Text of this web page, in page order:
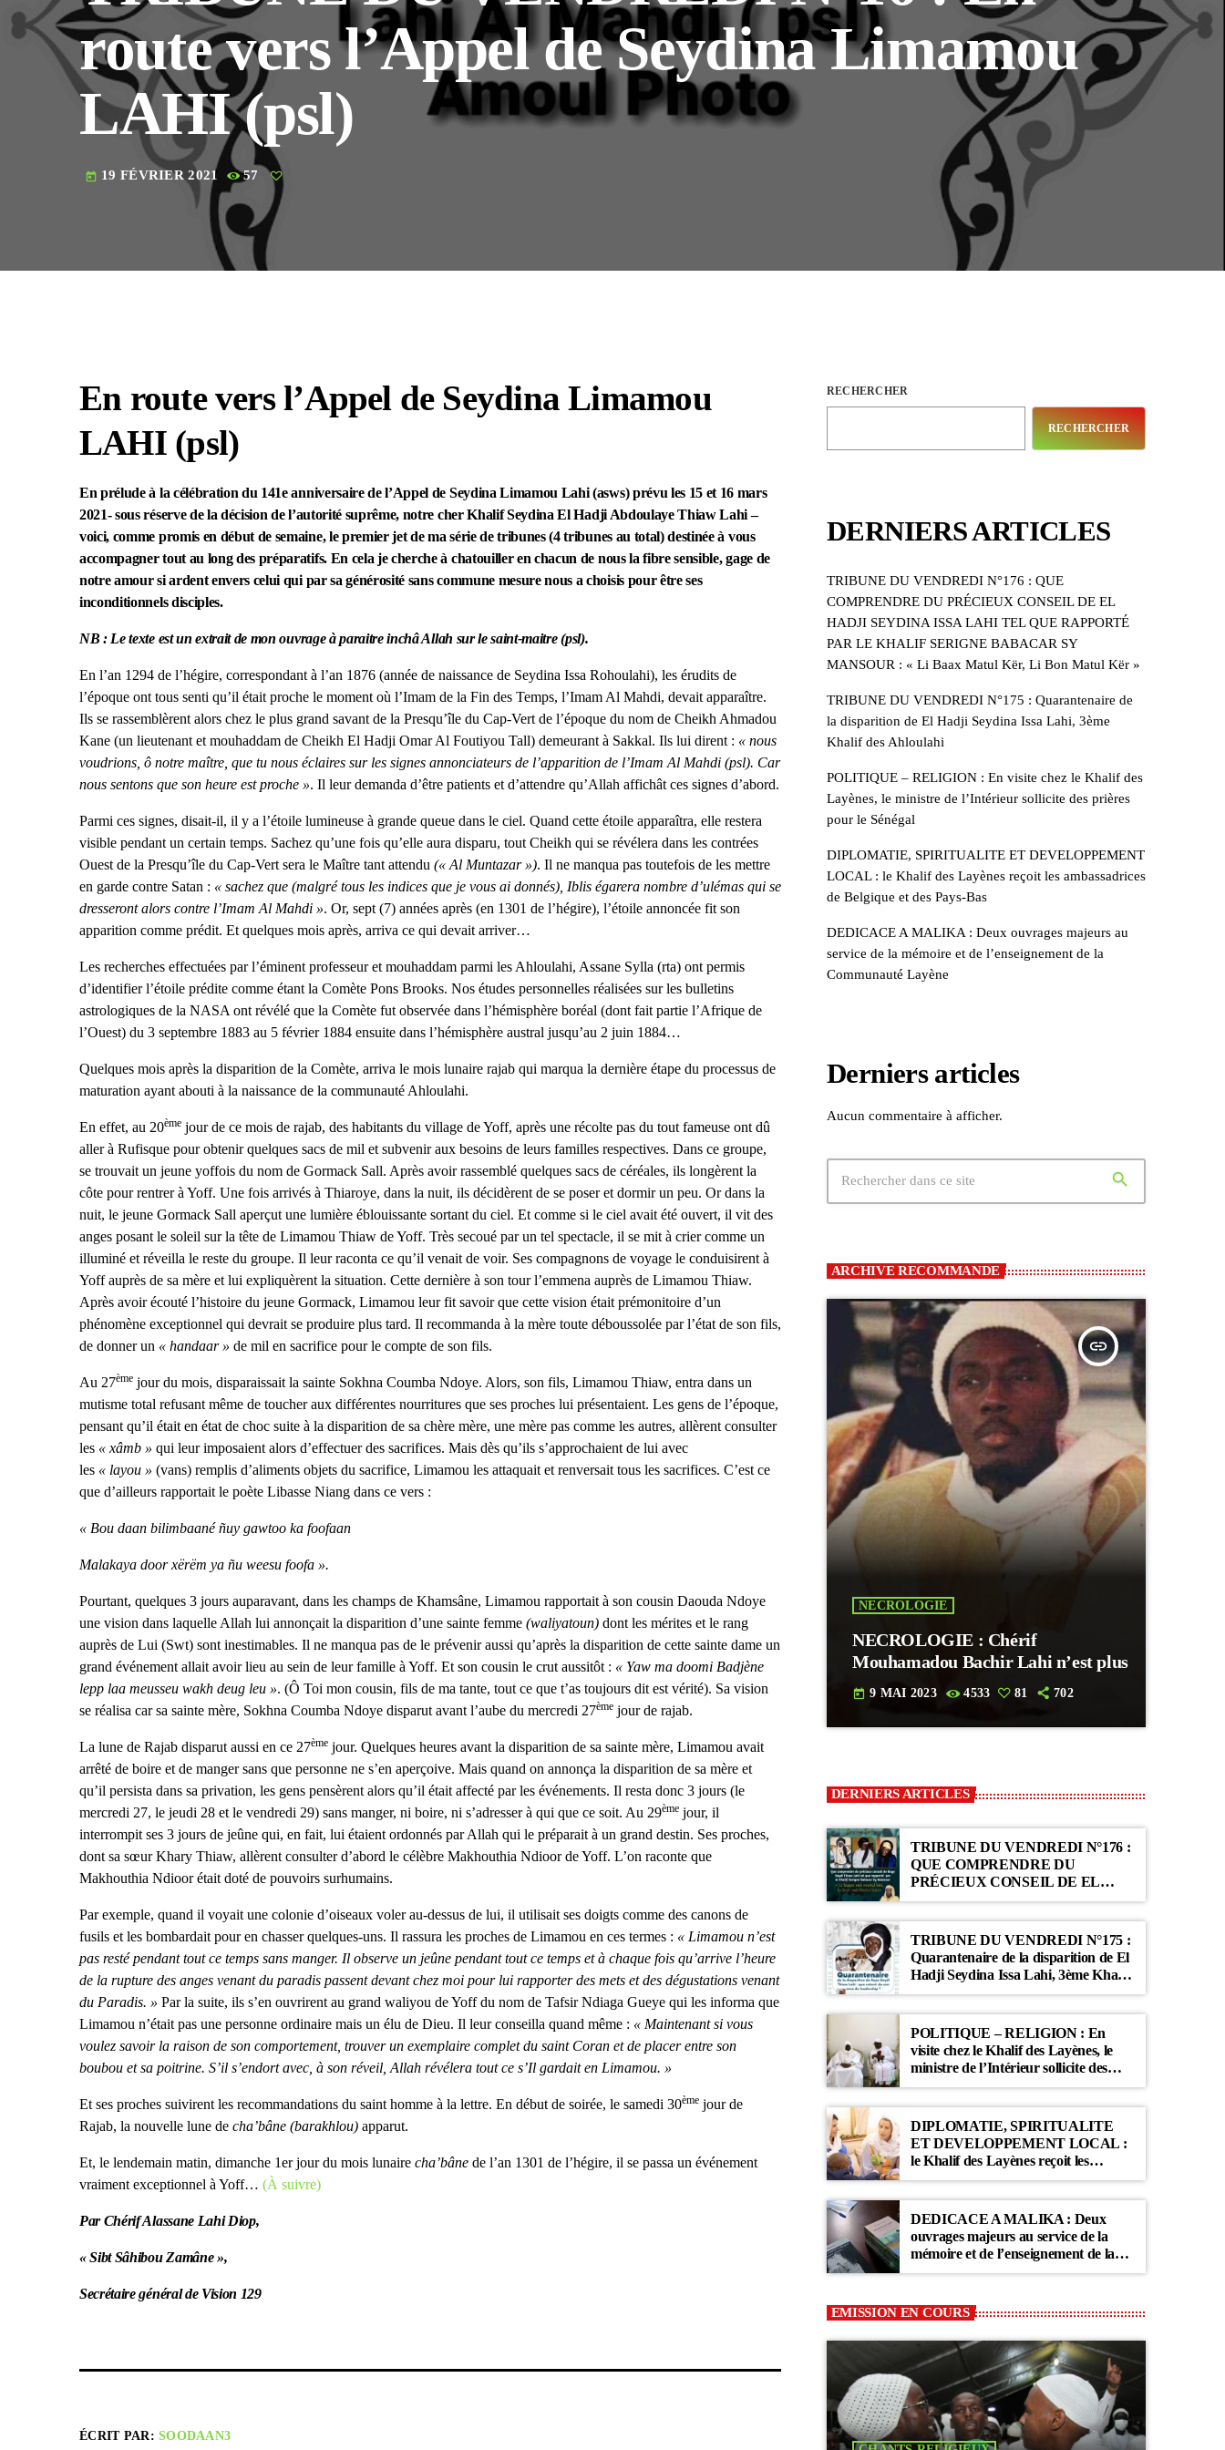
route vers l’Appel de Seydina Limamou
LAHI (psl)
today 19 FÉVRIER 2021 57
En route vers l’Appel de Seydina Limamou
LAHI (psl)
En prélude à la célébration du 141e anniversaire de l’Appel de Seydina Limamou Lahi (asws) prévu les 15 et 16 mars
2021- sous réserve de la décision de l’autorité suprême, notre cher Khalif Seydina El Hadji Abdoulaye Thiaw Lahi –
voici, comme promis en début de semaine, le premier jet de ma série de tribunes (4 tribunes au total) destinée à vous
accompagner tout au long des préparatifs. En cela je cherche à chatouiller en chacun de nous la fibre sensible, gage de
notre amour si ardent envers celui qui par sa générosité sans commune mesure nous a choisis pour être ses
inconditionnels disciples.
NB : Le texte est un extrait de mon ouvrage à paraitre inchâ Allah sur le saint-maitre (psl).
En l’an 1294 de l’hégire, correspondant à l’an 1876 (année de naissance de Seydina Issa Rohoulahi), les érudits de
l’époque ont tous senti qu’il était proche le moment où l’Imam de la Fin des Temps, l’Imam Al Mahdi, devait apparaître.
Ils se rassemblèrent alors chez le plus grand savant de la Presqu’île du Cap-Vert de l’époque du nom de Cheikh Ahmadou
Kane (un lieutenant et mouhaddam de Cheikh El Hadji Omar Al Foutiyou Tall) demeurant à Sakkal. Ils lui dirent : « nous
voudrions, ô notre maître, que tu nous éclaires sur les signes annonciateurs de l’apparition de l’Imam Al Mahdi (psl). Car
nous sentons que son heure est proche ». Il leur demanda d’être patients et d’attendre qu’Allah affichât ces signes d’abord.
Parmi ces signes, disait-il, il y a l’étoile lumineuse à grande queue dans le ciel. Quand cette étoile apparaîtra, elle restera
visible pendant un certain temps. Sachez qu’une fois qu’elle aura disparu, tout Cheikh qui se révélera dans les contrées
Ouest de la Presqu’île du Cap-Vert sera le Maître tant attendu (« Al Muntazar »). Il ne manqua pas toutefois de les mettre
en garde contre Satan : « sachez que (malgré tous les indices que je vous ai donnés), Iblis égarera nombre d’ulémas qui se
dresseront alors contre l’Imam Al Mahdi ». Or, sept (7) années après (en 1301 de l’hégire), l’étoile annoncée fit son
apparition comme prédit. Et quelques mois après, arriva ce qui devait arriver…
Les recherches effectuées par l’éminent professeur et mouhaddam parmi les Ahloulahi, Assane Sylla (rta) ont permis
d’identifier l’étoile prédite comme étant la Comète Pons Brooks. Nos études personnelles réalisées sur les bulletins
astrologiques de la NASA ont révélé que la Comète fut observée dans l’hémisphère boréal (dont fait partie l’Afrique de
l’Ouest) du 3 septembre 1883 au 5 février 1884 ensuite dans l’hémisphère austral jusqu’au 2 juin 1884…
Quelques mois après la disparition de la Comète, arriva le mois lunaire rajab qui marqua la dernière étape du processus de
maturation ayant abouti à la naissance de la communauté Ahloulahi.
En effet, au 20ème jour de ce mois de rajab, des habitants du village de Yoff, après une récolte pas du tout fameuse ont dû
aller à Rufisque pour obtenir quelques sacs de mil et subvenir aux besoins de leurs familles respectives. Dans ce groupe,
se trouvait un jeune yoffois du nom de Gormack Sall. Après avoir rassemblé quelques sacs de céréales, ils longèrent la
côte pour rentrer à Yoff. Une fois arrivés à Thiaroye, dans la nuit, ils décidèrent de se poser et dormir un peu. Or dans la
nuit, le jeune Gormack Sall aperçut une lumière éblouissante sortant du ciel. Et comme si le ciel avait été ouvert, il vit des
anges posant le soleil sur la tête de Limamou Thiaw de Yoff. Très secoué par un tel spectacle, il se mit à crier comme un
illuminé et réveilla le reste du groupe. Il leur raconta ce qu’il venait de voir. Ses compagnons de voyage le conduisirent à
Yoff auprès de sa mère et lui expliquèrent la situation. Cette dernière à son tour l’emmena auprès de Limamou Thiaw.
Après avoir écouté l’histoire du jeune Gormack, Limamou leur fit savoir que cette vision était prémonitoire d’un
phénomène exceptionnel qui devrait se produire plus tard. Il recommanda à la mère toute déboussolée par l’état de son fils,
de donner un « handaar » de mil en sacrifice pour le compte de son fils.
Au 27ème jour du mois, disparaissait la sainte Sokhna Coumba Ndoye. Alors, son fils, Limamou Thiaw, entra dans un
mutisme total refusant même de toucher aux différentes nourritures que ses proches lui présentaient. Les gens de l’époque,
pensant qu’il était en état de choc suite à la disparition de sa chère mère, une mère pas comme les autres, allèrent consulter
les « xâmb » qui leur imposaient alors d’effectuer des sacrifices. Mais dès qu’ils s’approchaient de lui avec
les « layou » (vans) remplis d’aliments objets du sacrifice, Limamou les attaquait et renversait tous les sacrifices. C’est ce
que d’ailleurs rapportait le poète Libasse Niang dans ce vers :
« Bou daan bilimbaané ñuy gawtoo ka foofaan
Malakaya door xërëm ya ñu weesu foofa ».
Pourtant, quelques 3 jours auparavant, dans les champs de Khamsâne, Limamou rapportait à son cousin Daouda Ndoye
une vision dans laquelle Allah lui annonçait la disparition d’une sainte femme (waliyatoun) dont les mérites et le rang
auprès de Lui (Swt) sont inestimables. Il ne manqua pas de le prévenir aussi qu’après la disparition de cette sainte dame un
grand événement allait avoir lieu au sein de leur famille à Yoff. Et son cousin le crut aussitôt : « Yaw ma doomi Badjène
lepp laa meusseu wakh deug leu ». (Ô Toi mon cousin, fils de ma tante, tout ce que t’as toujours dit est vérité). Sa vision
se réalisa car sa sainte mère, Sokhna Coumba Ndoye disparut avant l’aube du mercredi 27ème jour de rajab.
La lune de Rajab disparut aussi en ce 27ème jour. Quelques heures avant la disparition de sa sainte mère, Limamou avait
arrêté de boire et de manger sans que personne ne s’en aperçoive. Mais quand on annonça la disparition de sa mère et
qu’il persista dans sa privation, les gens pensèrent alors qu’il était affecté par les événements. Il resta donc 3 jours (le
mercredi 27, le jeudi 28 et le vendredi 29) sans manger, ni boire, ni s’adresser à qui que ce soit. Au 29ème jour, il
interrompit ses 3 jours de jeûne qui, en fait, lui étaient ordonnés par Allah qui le préparait à un grand destin. Ses proches,
dont sa sœur Khary Thiaw, allèrent consulter d’abord le célèbre Makhouthia Ndioor de Yoff. L’on raconte que
Makhouthia Ndioor était doté de pouvoirs surhumains.
Par exemple, quand il voyait une colonie d’oiseaux voler au-dessus de lui, il utilisait ses doigts comme des canons de
fusils et les bombardait pour en chasser quelques-uns. Il rassura les proches de Limamou en ces termes : « Limamou n’est
pas resté pendant tout ce temps sans manger. Il observe un jeûne pendant tout ce temps et à chaque fois qu’arrive l’heure
de la rupture des anges venant du paradis passent devant chez moi pour lui rapporter des mets et des dégustations venant
du Paradis. » Par la suite, ils s’en ouvrirent au grand waliyou de Yoff du nom de Tafsir Ndiaga Gueye qui les informa que
Limamou n’était pas une personne ordinaire mais un élu de Dieu. Il leur conseilla quand même : « Maintenant si vous
voulez savoir la raison de son comportement, trouver un exemplaire complet du saint Coran et de placer entre son
boubou et sa poitrine. S’il s’endort avec, à son réveil, Allah révélera tout ce s’Il gardait en Limamou. »
Et ses proches suivirent les recommandations du saint homme à la lettre. En début de soirée, le samedi 30ème jour de
Rajab, la nouvelle lune de cha’bâne (barakhlou) apparut.
Et, le lendemain matin, dimanche 1er jour du mois lunaire cha’bâne de l’an 1301 de l’hégire, il se passa un événement
vraiment exceptionnel à Yoff… (À suivre)
Par Chérif Alassane Lahi Diop,
« Sibt Sâhibou Zamâne »,
Secrétaire général de Vision 129
ÉCRIT PAR:SOODAAN3
RECHERCHER
RECHERCHER
DERNIERS ARTICLES
TRIBUNE DU VENDREDI N°176 : QUE
COMPRENDRE DU PRÉCIEUX CONSEIL DE EL
HADJI SEYDINA ISSA LAHI TEL QUE RAPPORTÉ
PAR LE KHALIF SERIGNE BABACAR SY
MANSOUR : « Li Baax Matul Kër, Li Bon Matul Kër »
TRIBUNE DU VENDREDI N°175 : Quarantenaire de
la disparition de El Hadji Seydina Issa Lahi, 3ème
Khalif des Ahloulahi
POLITIQUE – RELIGION : En visite chez le Khalif des
Layènes, le ministre de l’Intérieur sollicite des prières
pour le Sénégal
DIPLOMATIE, SPIRITUALITE ET DEVELOPPEMENT
LOCAL : le Khalif des Layènes reçoit les ambassadrices
de Belgique et des Pays-Bas
DEDICACE A MALIKA : Deux ouvrages majeurs au
service de la mémoire et de l’enseignement de la
Communauté Layène
Derniers articles
Aucun commentaire à afficher.
search
ARCHIVE RECOMMANDE
insert_link
NECROLOGIE
NECROLOGIE : Chérif
Mouhamadou Bachir Lahi n’est plus
today 9 MAI 2023 4533 81 702
DERNIERS ARTICLES
TRIBUNE DU VENDREDI N°176 :
QUE COMPRENDRE DU
PRÉCIEUX CONSEIL DE EL
HADJI SEYDINA ISSA LAHI TEL
QUE RAPPORTÉ PAR LE
KHALIF SERIGNE BABACAR SY
MANSOUR : « Li Baax Matul Kër,
Li Bon Matul Kër »
TRIBUNE DU VENDREDI N°175 :
Quarantenaire de la disparition de El
Hadji Seydina Issa Lahi, 3ème Khalif
des Ahloulahi
POLITIQUE – RELIGION : En
visite chez le Khalif des Layènes, le
ministre de l’Intérieur sollicite des
prières pour le Sénégal
DIPLOMATIE, SPIRITUALITE
ET DEVELOPPEMENT LOCAL :
le Khalif des Layènes reçoit les
ambassadrices de Belgique et des
Pays-Bas
DEDICACE A MALIKA : Deux
ouvrages majeurs au service de la
mémoire et de l’enseignement de la
Communauté Layène
EMISSION EN COURS